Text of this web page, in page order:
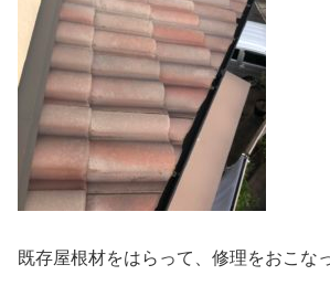
既存屋根材をはらって、修理をおこな